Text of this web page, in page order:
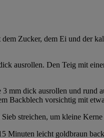
Zucker, dem Ei und der
ausrollen. Den Teig mit
mm dick ausrollen und rund
Backblech vorsichtig mit
streichen, um kleine
Minuten leicht goldbraun